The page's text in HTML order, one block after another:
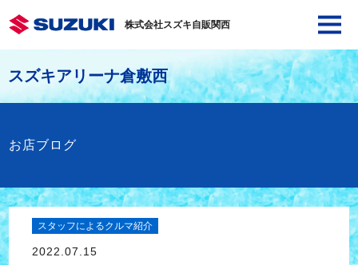
株式会社スズキ自販関西
スズキアリーナ倉敷西
お店ブログ
スタッフによるクルマ紹介
2022.07.15